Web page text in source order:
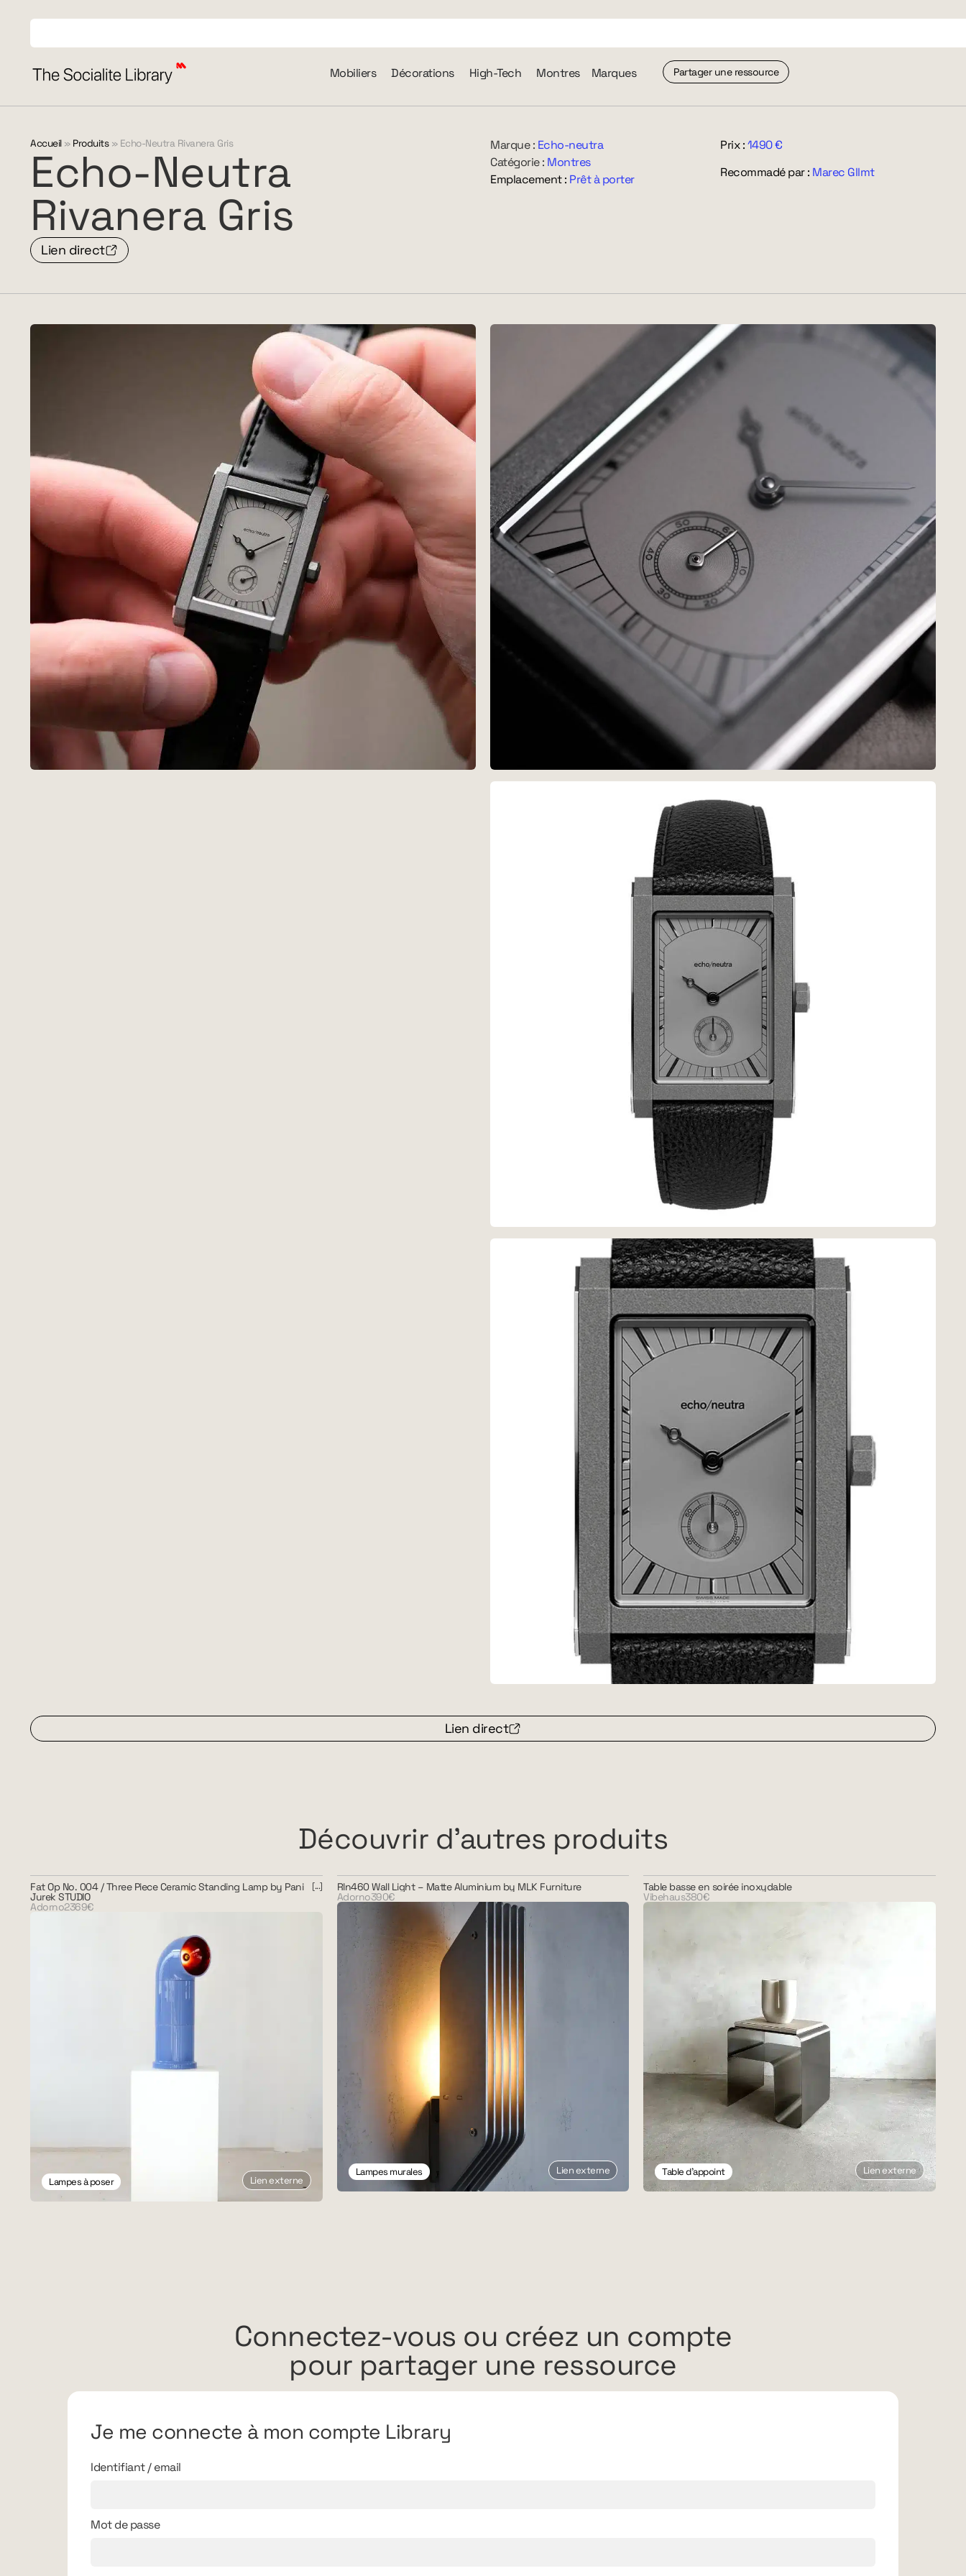
Mobiliers Décorations High-Tech Montres Marques Partager une ressource
Accueil» Produits» Echo-Neutra Rivanera Gris
Echo-Neutra
Rivanera Gris
Lien direct
Marque : Echo-neutra
Catégorie : Montres
Emplacement : Prêt à porter
Prix :1490 €
Recommadé par : Marec Gllmt
Lien direct
Découvrir d'autres produits
Fat Op No. 004 / Three Piece Ceramic Standing Lamp by Pani
Jurek STUDIO
Adorno2369€
Lampes à poser Lien externe
Rln460 Wall Light – Matte Aluminium by MLK Furniture
Adorno390€
Lampes murales Lien externe
Table basse en soirée inoxydable
Vibehaus380€
Table d'appoint Lien externe
Connectez-vous ou créez un compte
pour partager une ressource
Je me connecte à mon compte Library
Identifiant / email
Mot de passe